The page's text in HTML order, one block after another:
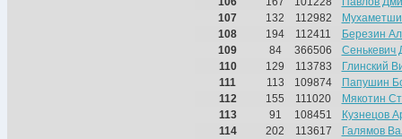
107
132 112982
108
194 112411
Березин
109
84 366506
Сенькевич
110
129 113783
Глинский
111
113 109874
Папушин
112
155 111020
Мякотин
113
91 108451
Кузнецов
114
202 113617
Галямов